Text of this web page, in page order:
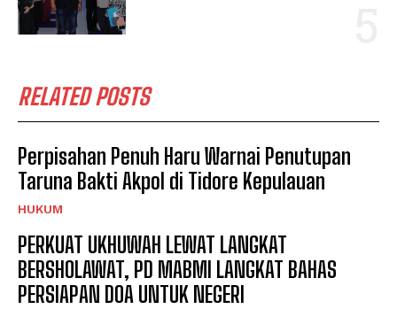
RELATED POSTS
Perpisahan Penuh Haru Warnai Penutupan
Taruna Bakti Akpol di Tidore Kepulauan
HUKUM
PERKUAT UKHUWAH LEWAT LANGKAT
BERSHOLAWAT, PD MABMI LANGKAT BAHAS
PERSIAPAN DOA UNTUK NEGERI